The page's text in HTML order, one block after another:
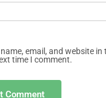
email, and website
time I comment.